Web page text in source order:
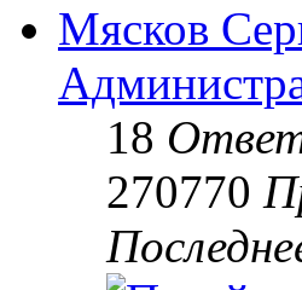
Мясков
18
270770